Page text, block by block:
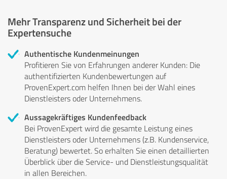
Mehr Transparenz und Sicherheit bei der
Expertensuche
Authentische Kundenmeinungen
Profitieren Sie von Erfahrungen anderer Kunden: Die
authentifizierten Kundenbewertungen auf
ProvenExpert.com helfen Ihnen bei der Wahl eines
Dienstleisters oder Unternehmens.
Aussagekräftiges Kundenfeedback
Bei ProvenExpert wird die gesamte Leistung eines
Dienstleisters oder Unternehmens (z.B. Kundenservice,
Beratung) bewertet. So erhalten Sie einen detaillierten
Überblick über die Service- und Dienstleistungsqualität
in allen Bereichen.